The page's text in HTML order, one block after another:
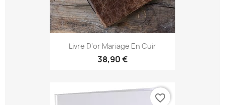
Livre D'or Mariage En Cuir
38,90 €
favorite_border